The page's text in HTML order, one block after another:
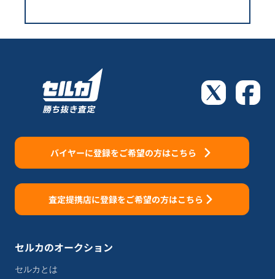
バイヤーに登録をご希望の方はこちら
査定提携店に登録をご希望の方はこちら
セルカのオークション
セルカとは